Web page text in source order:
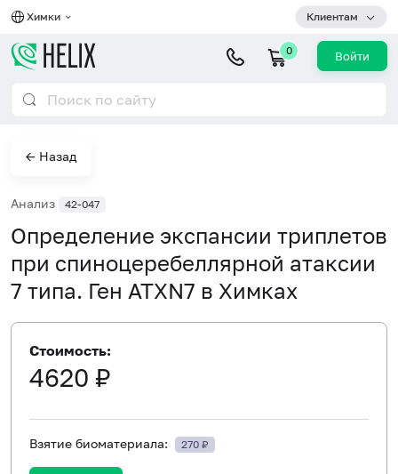
Химки Клиентам
0 Войти
← Назад
Анализ 42-047
Определение экспансии триплетов
при спиноцеребеллярной атаксии
7 типа. Ген ATXN7 в Химках
Стоимость:
4620 ₽
Взятие биоматериала: 270 ₽